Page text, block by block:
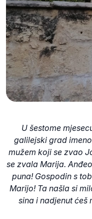
U šestome
galilejski grad
mužem koji se zvao
se zvala Marija.
puna! Gospodin s
Marijo! Ta našla si
sina i nadjenut ćeš